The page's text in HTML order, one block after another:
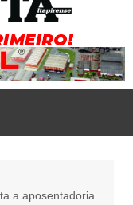
a aposentadoria